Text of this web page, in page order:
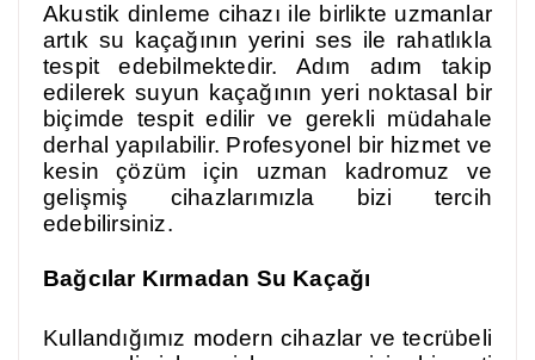
Akustik dinleme cihazı ile birlikte uzmanlar
artık su kaçağının yerini ses ile rahatlıkla
tespit edebilmektedir. Adım adım takip
edilerek suyun kaçağının yeri noktasal bir
biçimde tespit edilir ve gerekli müdahale
derhal yapılabilir. Profesyonel bir hizmet ve
kesin çözüm için uzman kadromuz ve
gelişmiş cihazlarımızla bizi tercih
edebilirsiniz.
Bağcılar Kırmadan Su Kaçağı
Kullandığımız modern cihazlar ve tecrübeli